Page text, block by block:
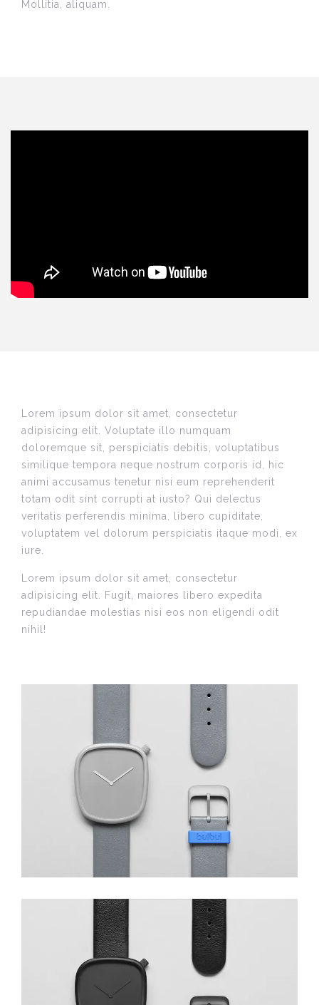
Mollitia, aliquam.
Lorem ipsum dolor sit amet, consectetur
adipisicing elit. Voluptate illo numquam
doloremque sit, perspiciatis debitis, voluptatibus
similique tempora neque nostrum corporis id, hic
animi accusamus tenetur nisi eum reprehenderit
totam odit sint corrupti at iusto? Qui delectus
veritatis perferendis minima, libero cupiditate,
voluptatem vel dolorum perspiciatis itaque modi, ex
iure.
Lorem ipsum dolor sit amet, consectetur
adipisicing elit. Fugit, maiores libero expedita
repudiandae molestias nisi eos non eligendi odit
nihil!